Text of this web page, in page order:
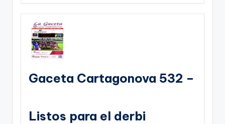
Gaceta Cartagonova 532 –
Listos para el derbi